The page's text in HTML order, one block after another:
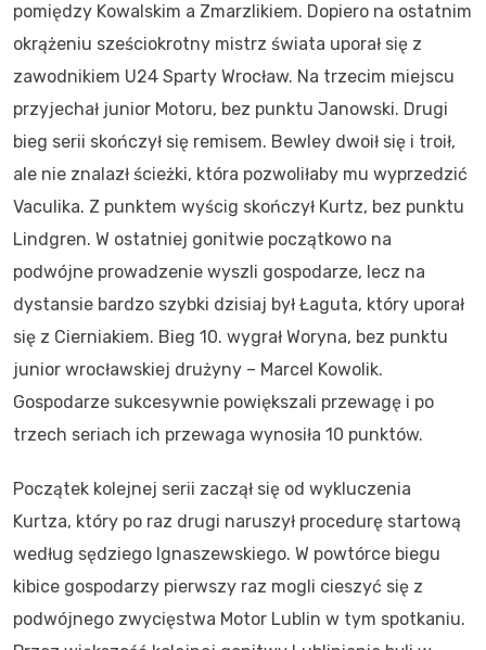
pomiędzy Kowalskim a Zmarzlikiem. Dopiero na ostatnim
okrążeniu sześciokrotny mistrz świata uporał się z
zawodnikiem U24 Sparty Wrocław. Na trzecim miejscu
przyjechał junior Motoru, bez punktu Janowski. Drugi
bieg serii skończył się remisem. Bewley dwoił się i troił,
ale nie znalazł ścieżki, która pozwoliłaby mu wyprzedzić
Vaculika. Z punktem wyścig skończył Kurtz, bez punktu
Lindgren. W ostatniej gonitwie początkowo na
podwójne prowadzenie wyszli gospodarze, lecz na
dystansie bardzo szybki dzisiaj był Łaguta, który uporał
się z Cierniakiem. Bieg 10. wygrał Woryna, bez punktu
junior wrocławskiej drużyny – Marcel Kowolik.
Gospodarze sukcesywnie powiększali przewagę i po
trzech seriach ich przewaga wynosiła 10 punktów.
Początek kolejnej serii zaczął się od wykluczenia
Kurtza, który po raz drugi naruszył procedurę startową
według sędziego Ignaszewskiego. W powtórce biegu
kibice gospodarzy pierwszy raz mogli cieszyć się z
podwójnego zwycięstwa Motor Lublin w tym spotkaniu.